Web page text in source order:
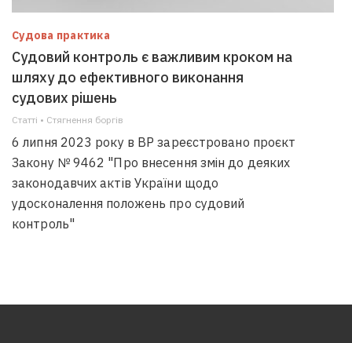
Судова практика
Судовий контроль є важливим кроком на
шляху до ефективного виконання
судових рішень
Статті • Стягнення боргiв
6 липня 2023 року в ВР зареєстровано проєкт
Закону № 9462 "Про внесення змін до деяких
законодавчих актів України щодо
удосконалення положень про судовий
контроль"